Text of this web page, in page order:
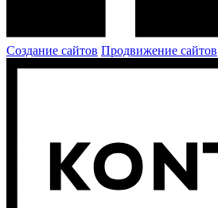
Создание сайтов Продвижение сайтов